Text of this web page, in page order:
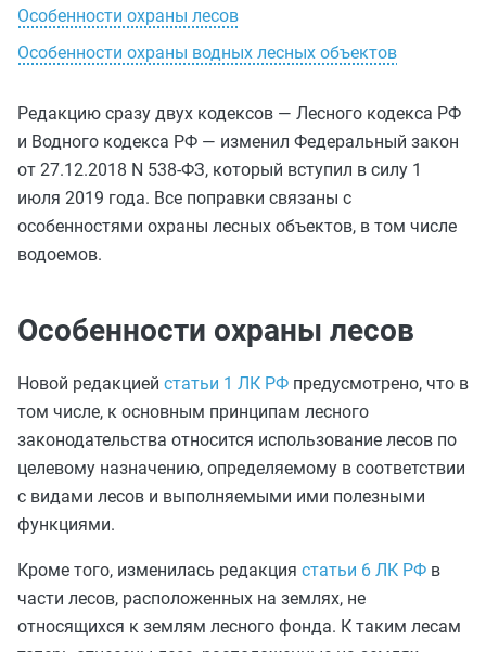
Особенности охраны лесов
Особенности охраны водных лесных объектов
Редакцию сразу двух кодексов — Лесного кодекса РФ
и Водного кодекса РФ — изменил Федеральный закон
от 27.12.2018 N 538-ФЗ, который вступил в силу 1
июля 2019 года. Все поправки связаны с
особенностями охраны лесных объектов, в том числе
водоемов.
Особенности охраны лесов
Новой редакцией статьи 1 ЛК РФ предусмотрено, что в
том числе, к основным принципам лесного
законодательства относится использование лесов по
целевому назначению, определяемому в соответствии
с видами лесов и выполняемыми ими полезными
функциями.
Кроме того, изменилась редакция статьи 6 ЛК РФ в
части лесов, расположенных на землях, не
относящихся к землям лесного фонда. К таким лесам